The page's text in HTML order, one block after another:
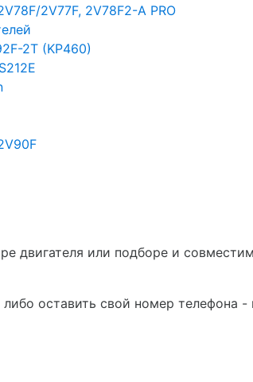
2V77F, 2V78F2-A PRO
2T (KP460)
двигателя или подборе и
оставить свой номер телефона